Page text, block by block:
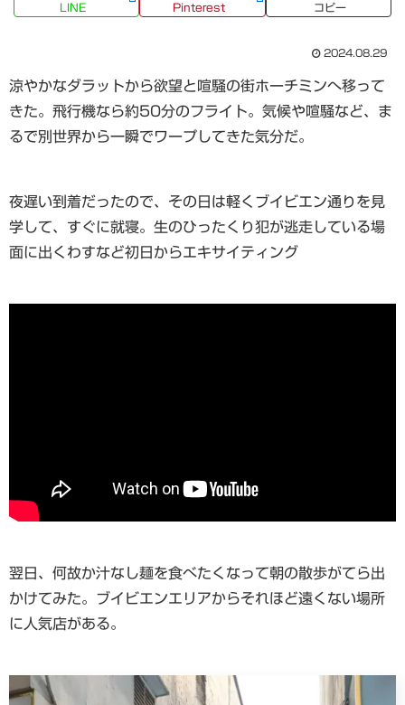
LINE Pinterest コピー
2024.08.29
涼やかなダラットから欲望と喧騒の街ホーチミンへ移って
きた。飛行機なら約50分のフライト。気候や喧騒など、ま
るで別世界から一瞬でワープしてきた気分だ。
夜遅い到着だったので、その日は軽くブイビエン通りを見
学して、すぐに就寝。生のひったくり犯が逃走している場
面に出くわすなど初日からエキサイティング
翌日、何故か汁なし麺を食べたくなって朝の散歩がてら出
かけてみた。ブイビエンエリアからそれほど遠くない場所
に人気店がある。